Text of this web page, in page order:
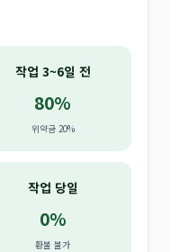
작업 3~6일 전
80%
위약금 20%
작업 당일
0%
환불 불가